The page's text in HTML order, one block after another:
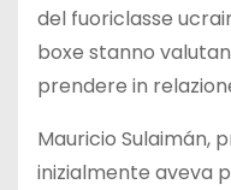
del fuoriclasse
boxe stanno
prendere in
Mauricio Sulaimán,
inizialmente aveva